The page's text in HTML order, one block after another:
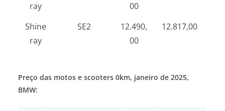
ray
00
Shine
ray
SE2
12.490,
00
12.817,00
Preço das motos e scooters 0km, janeiro de 2025,
BMW: